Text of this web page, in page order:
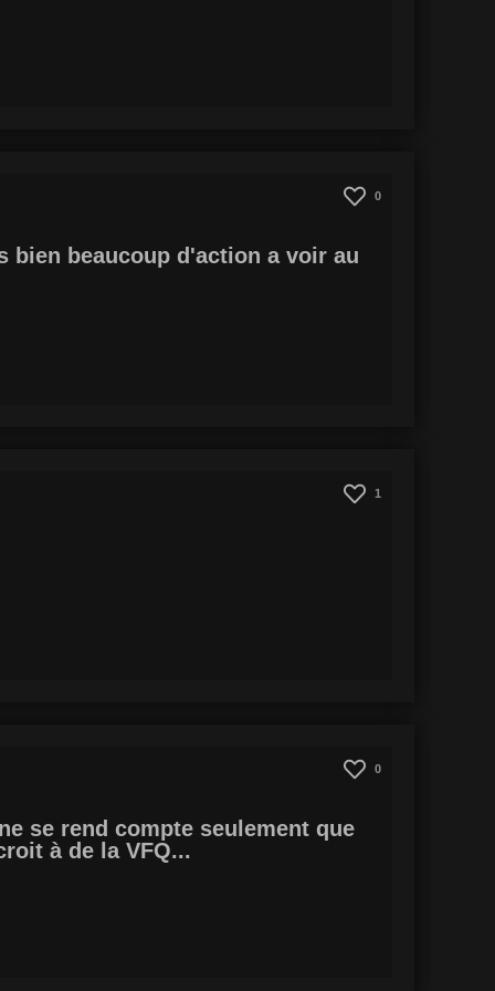
0
bien beaucoup d'action a voir au
1
0
se rend compte seulement que
à de la VFQ...